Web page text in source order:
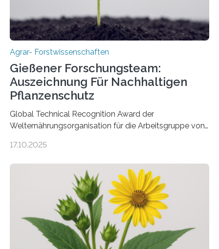
Agrar- Forstwissenschaften
Gießener Forschungsteam:
Auszeichnung Für Nachhaltigen
Pflanzenschutz
Global Technical Recognition Award der
Welternährungsorganisation für die Arbeitsgruppe von
Insektenbiotechnologie der JLU Insekten spielen eine
aber Krankheiten übertragen und der Landwirtschaft
und dem Gartenbau erhebliche Schäden zufügen. Es ist
daher entscheidend, Schadinsekten effektiv zu
bekämpfen, während gleichzeitig nützliche Insekten
erhalten bleiben. An der Justus-Liebig-Universität
Gießen (JLU) erforscht die Arbeitsgruppe von Prof. Dr.
Marc F. Schetelig am Institut für
17.10.2025